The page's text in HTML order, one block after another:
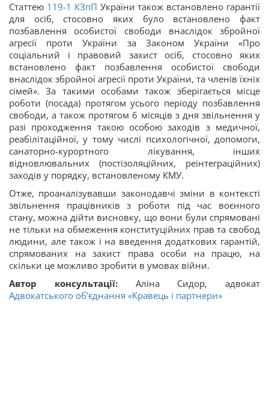
Статтею 119-1 КЗпП України також встановлено гарантії
для осіб, стосовно яких було встановлено факт
позбавлення особистої свободи внаслідок збройної
агресії проти України за Законом України «Про
соціальний і правовий захист осіб, стосовно яких
встановлено факт позбавлення особистої свободи
внаслідок збройної агресії проти України, та членів їхніх
сімей». За такими особами також зберігається місце
роботи (посада) протягом усього періоду позбавлення
свободи, а також протягом 6 місяців з дня звільнення у
разі проходження такою особою заходів з медичної,
реабілітаційної, у тому числі психологічної, допомоги,
санаторно-курортного лікування, інших
відновлювальних (постізоляційних, реінтеграційних)
заходів у порядку, встановленому КМУ.
Отже, проаналізувавши законодавчі зміни в контексті
звільнення працівників з роботи під час воєнного
стану, можна дійти висновку, що вони були спрямовані
не тільки на обмеження конституційних прав та свобод
людини, але також і на введення додаткових гарантій,
спрямованих на захист права особи на працю, на
скільки це можливо зробити в умовах війни.
Автор консультації:
Аліна Сидор, адвокат
Адвокатського об’єднання «Кравець і партнери»